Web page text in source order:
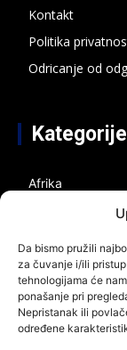
Da bismo pružili
za čuvanje i/ili
tehnologijama će
ponašanje pri
Nepristanak ili
određene
Kontakt
Politika
Odricanje od
Kategorije
Afrika
Bliski istok
Energija
Evropa